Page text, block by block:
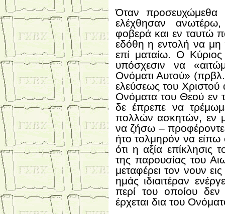
Όταν προσευχώμεθα
ελέχθησαν
φοβερά και εν ταυτώ
εδόθη η εντολή να
επί ματαίω. Ο
υπόσχεσιν να
Ονόματι Αυτού»
ελεύσεως του
Ονόματα του Θεού εν
δε έπρεπε να
πολλών ασκητών, εν
να ζήσω –
ήτο τολμηρόν να είπω
ότι η αξία επίκλησις
της παρουσίας του
μεταφέρει τον νουν
ημάς ιδιαιτέραν
περί του οποίου δεν
έρχεται δια του